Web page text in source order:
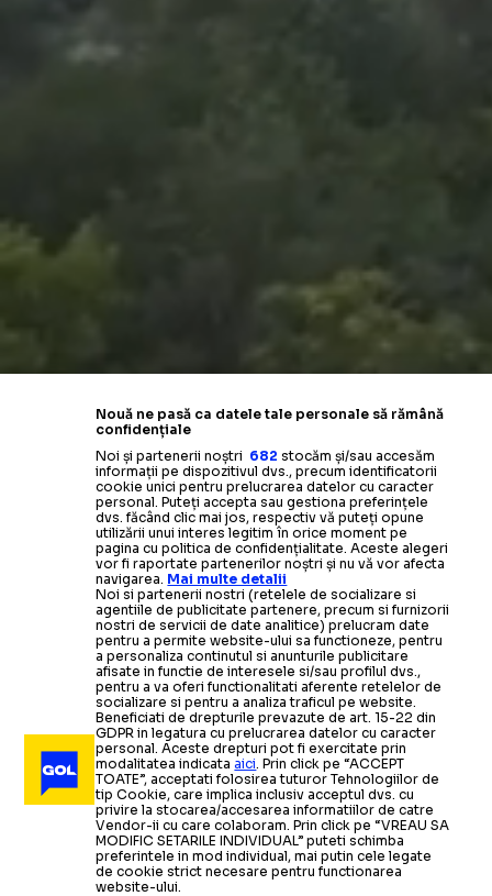
Nouă ne pasă ca datele tale personale să rămână
confidențiale
Noi și partenerii noștri 682 stocăm și/sau accesăm
informații pe dispozitivul dvs., precum identificatorii
cookie unici pentru prelucrarea datelor cu caracter
personal. Puteți accepta sau gestiona preferințele
dvs. făcând clic mai jos, respectiv vă puteți opune
utilizării unui interes legitim în orice moment pe
pagina cu politica de confidențialitate. Aceste alegeri
vor fi raportate partenerilor noștri și nu vă vor afecta
navigarea. Mai multe detalii
Noi si partenerii nostri (retelele de socializare si
agentiile de publicitate partenere, precum si furnizorii
nostri de servicii de date analitice) prelucram date
pentru a permite website-ului sa functioneze, pentru
a personaliza continutul si anunturile publicitare
afisate in functie de interesele si/sau profilul dvs.,
pentru a va oferi functionalitati aferente retelelor de
socializare si pentru a analiza traficul pe website.
Beneficiati de drepturile prevazute de art. 15-22 din
GDPR in legatura cu prelucrarea datelor cu caracter
personal. Aceste drepturi pot fi exercitate prin
modalitatea indicataaici. Prin click pe “ACCEPT
TOATE”, acceptati folosirea tuturor Tehnologiilor de
tip Cookie, care implica inclusiv acceptul dvs. cu
privire la stocarea/accesarea informatiilor de catre
Vendor-ii cu care colaboram. Prin click pe “VREAU SA
MODIFIC SETARILE INDIVIDUAL” puteti schimba
preferintele in mod individual, mai putin cele legate
de cookie strict necesare pentru functionarea
website-ului.